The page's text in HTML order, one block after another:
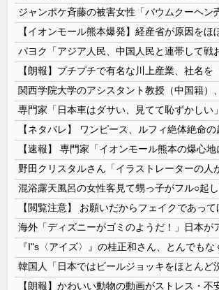
専門家「日本車はダサい、見てて恥ずかしい」